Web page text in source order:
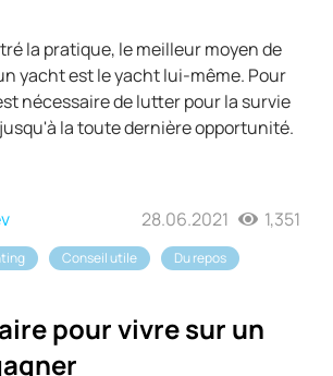
la pratique, le meilleur moyen de
yacht est le yacht lui-même. Pour
nécessaire de lutter pour la survie
la toute dernière opportunité.
28.06.2021 1,351
Conseil utile
Du repos
pour vivre sur un